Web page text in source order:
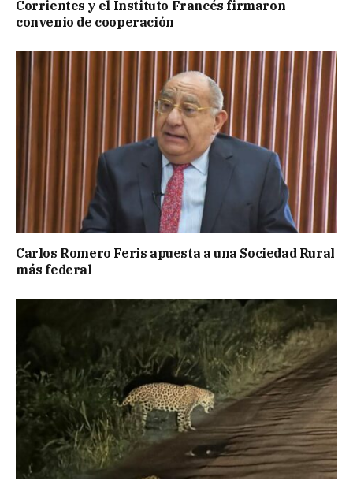
Corrientes y el Instituto Francés firmaron
convenio de cooperación
Carlos Romero Feris apuesta a una Sociedad Rural
más federal